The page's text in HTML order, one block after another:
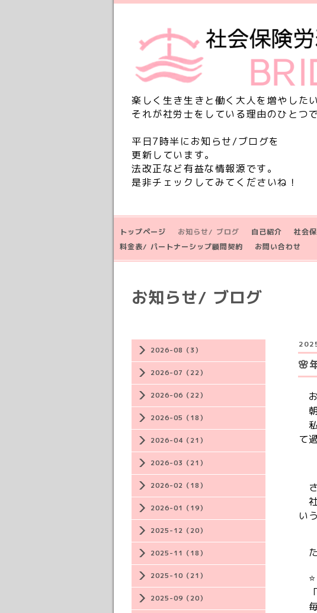
楽しく生き生きと働く大人を増やしたい
それが社労士をしている理由のひとつで
平日7時半にお知らせ/ブログを
更新しています。
法改正など有益な情報源です。
是非チェックしてみてくださいね！
トップページ お知らせ/ ブログ 自己紹介 社会
料金表/ パートナーシップ顧問契約
お問い合わせ
2026-08（3）
2026-07（22）
2026-06（22）
2026-05（18）
2026-04（21）
2026-03（21）
2026-02（18）
2026-01（19）
2025-12（20）
2025-11（18）
2025-10（21）
2025-09（20）
お知らせ/ ブログ
🌸
て
い
⭐